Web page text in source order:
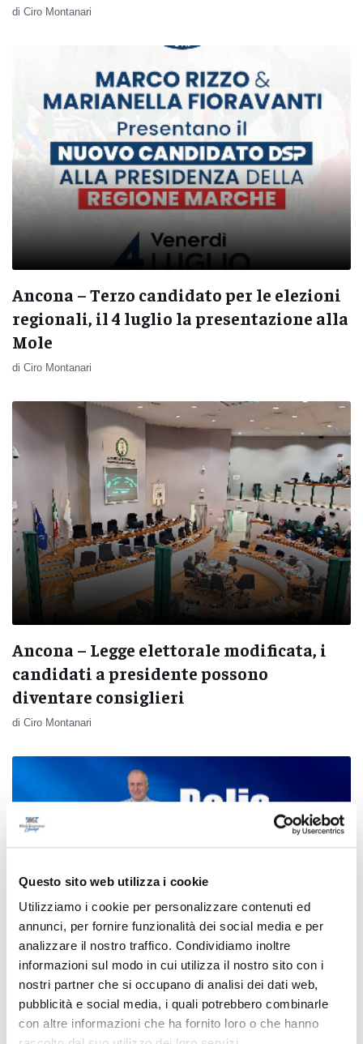
Questo sito web utilizza i cookie
Utilizziamo i cookie per personalizzare contenuti ed
annunci, per fornire funzionalità dei social media e per
analizzare il nostro traffico. Condividiamo inoltre
informazioni sul modo in cui utilizza il nostro sito con i
nostri partner che si occupano di analisi dei dati web,
pubblicità e social media, i quali potrebbero combinarle
con altre informazioni che ha fornito loro o che hanno
di Ciro Montanari
Ancona – Terzo candidato per le elezioni
regionali, il 4 luglio la presentazione alla
Mole
di Ciro Montanari
Ancona – Legge elettorale modificata, i
candidati a presidente possono
diventare consiglieri
di Ciro Montanari
Osimo - Stasera su Vera Tv alle ore 20,30
il faccia a faccia tra i candidati a sindaco